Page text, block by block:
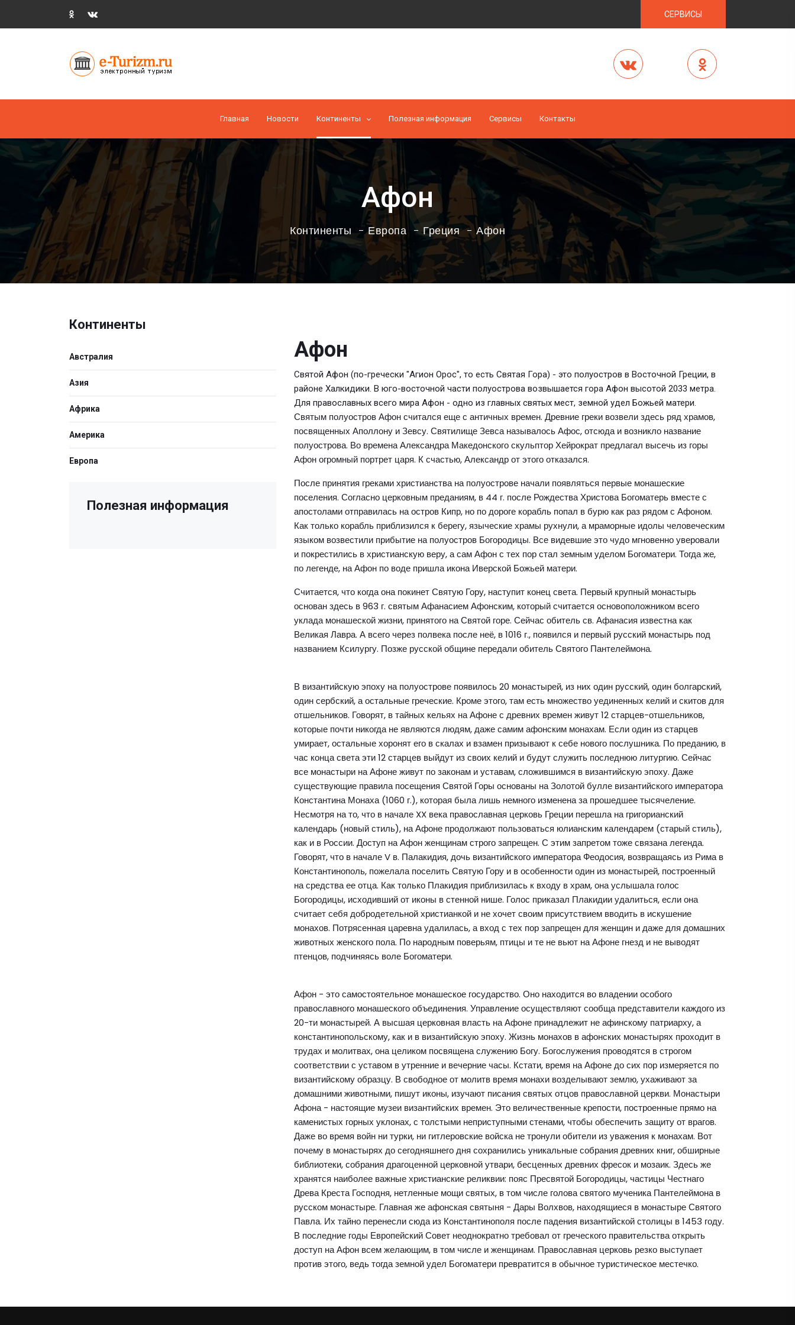
СЕРВИСЫ
Главная Новости Континенты Полезная информация Cервисы Контакты
Афон
Континенты Европа Греция Афон
Афон
Святой Афон (по-гречески "Агион Орос", то есть Святая Гора) - это полуостров в Восточной Греции, в
районе Халкидики. В юго-восточной части полуострова возвышается гора Афон высотой 2033 метра.
Для православных всего мира Афон - одно из главных святых мест, земной удел Божьей матери.
Святым полуостров Афон считался еще с античных времен. Древние греки возвели здесь ряд храмов,
посвященных Аполлону и Зевсу. Святилище Зевса называлось Афос, отсюда и возникло название
полуострова. Во времена Александра Македонского скульптор Хейрократ предлагал высечь из горы
Афон огромный портрет царя. К счастью, Александр от этого отказался.
После принятия греками христианства на полуострове начали появляться первые монашеские
поселения. Согласно церковным преданиям, в 44 г. после Рождества Христова Богоматерь вместе с
апостолами отправилась на остров Кипр, но по дороге корабль попал в бурю как раз рядом с Афоном.
Как только корабль приблизился к берегу, языческие храмы рухнули, а мраморные идолы человеческим
языком возвестили прибытие на полуостров Богородицы. Все видевшие это чудо мгновенно уверовали
и покрестились в христианскую веру, а сам Афон с тех пор стал земным уделом Богоматери. Тогда же,
по легенде, на Афон по воде пришла икона Иверской Божьей матери.
Считается, что когда она покинет Святую Гору, наступит конец света. Первый крупный монастырь
основан здесь в 963 г. святым Афанасием Афонским, который считается основоположником всего
уклада монашеской жизни, принятого на Святой горе. Сейчас обитель св. Афанасия известна как
Великая Лавра. А всего через полвека после неё, в 1016 г., появился и первый русский монастырь под
названием Ксилургу. Позже русской общине передали обитель Святого Пантелеймона.
В византийскую эпоху на полуострове появилось 20 монастырей, из них один русский, один болгарский,
один сербский, а остальные греческие. Кроме этого, там есть множество уединенных келий и скитов для
отшельников. Говорят, в тайных кельях на Афоне с древних времен живут 12 старцев-отшельников,
которые почти никогда не являются людям, даже самим афонским монахам. Если один из старцев
умирает, остальные хоронят его в скалах и взамен призывают к себе нового послушника. По преданию, в
час конца света эти 12 старцев выйдут из своих келий и будут служить последнюю литургию. Сейчас
все монастыри на Афоне живут по законам и уставам, сложившимся в византийскую эпоху. Даже
существующие правила посещения Святой Горы основаны на Золотой булле византийского императора
Константина Монаха (1060 г.), которая была лишь немного изменена за прошедшее тысячеление.
Несмотря на то, что в начале XX века православная церковь Греции перешла на григорианский
календарь (новый стиль), на Афоне продолжают пользоваться юлианским календарем (старый стиль),
как и в России. Доступ на Афон женщинам строго запрещен. С этим запретом тоже связана легенда.
Говорят, что в начале V в. Палакидия, дочь византийского императора Феодосия, возвращаясь из Рима в
Константинополь, пожелала поселить Святую Гору и в особенности один из монастырей, построенный
на средства ее отца. Как только Плакидия приблизилась к входу в храм, она услышала голос
Богородицы, исходивший от иконы в стенной нише. Голос приказал Плакидии удалиться, если она
считает себя добродетельной христианкой и не хочет своим присутствием вводить в искушение
монахов. Потрясенная царевна удалилась, а вход с тех пор запрещен для женщин и даже для домашних
животных женского пола. По народным поверьям, птицы и те не вьют на Афоне гнезд и не выводят
птенцов, подчиняясь воле Богоматери.
Афон - это самостоятельное монашеское государство. Оно находится во владении особого
православного монашеского объединения. Управление осуществляют сообща представители каждого из
20-ти монастырей. А высшая церковная власть на Афоне принадлежит не афинскому патриарху, а
константинопольскому, как и в византийскую эпоху. Жизнь монахов в афонских монастырях проходит в
трудах и молитвах, она целиком посвящена служению Богу. Богослужения проводятся в строгом
соответствии с уставом в утренние и вечерние часы. Кстати, время на Афоне до сих пор измеряется по
византийскому образцу. В свободное от молитв время монахи возделывают землю, ухаживают за
домашними животными, пишут иконы, изучают писания святых отцов православной церкви. Монастыри
Афона - настоящие музеи византийских времен. Это величественные крепости, построенные прямо на
каменистых горных уклонах, с толстыми неприступными стенами, чтобы обеспечить защиту от врагов.
Даже во время войн ни турки, ни гитлеровские войска не тронули обители из уважения к монахам. Вот
почему в монастырях до сегодняшнего дня сохранились уникальные собрания древних книг, обширные
библиотеки, собрания драгоценной церковной утвари, бесценных древних фресок и мозаик. Здесь же
хранятся наиболее важные христианские реликвии: пояс Пресвятой Богородицы, частицы Честнаго
Древа Креста Господня, нетленные мощи святых, в том числе голова святого мученика Пантелеймона в
русском монастыре. Главная же афонская святыня - Дары Волхвов, находящиеся в монастыре Святого
Павла. Их тайно перенесли сюда из Константинополя после падения византийской столицы в 1453 году.
В последние годы Европейский Совет неоднократно требовал от греческого правительства открыть
доступ на Афон всем желающим, в том числе и женщинам. Православная церковь резко выступает
против этого, ведь тогда земной удел Богоматери превратится в обычное туристическое местечко.
Континенты
Австралия
Азия
Африка
Америка
Европа
Полезная информация